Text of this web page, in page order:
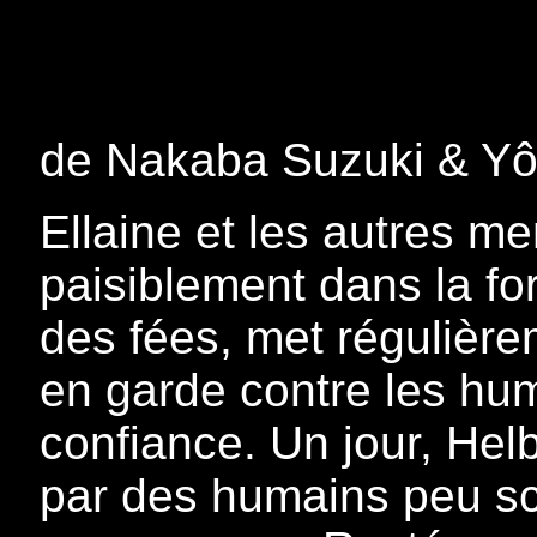
de Nakaba Suzuki &
Ellaine et les autres
paisiblement dans la
des fées, met
en garde contre les
confiance. Un jour,
par des humains peu